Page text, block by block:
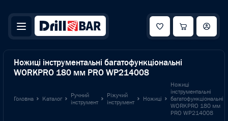
Ножиці інструментальні багатофункціональні
WORKPRO 180 мм PRO WP214008
Головна Каталог
Ручний
інструмент
Ріжучий
інструмент
Ножиці
Ножиці
інструментальні
багатофункціональні
WORKPRO 180 мм
PRO WP214008